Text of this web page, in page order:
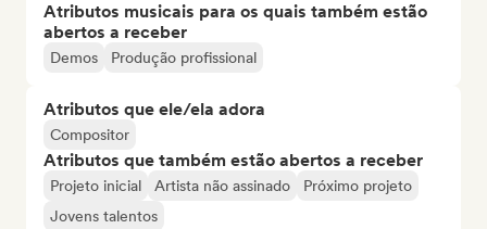
Atributos musicais para os quais também estão
abertos a receber
Demos Produção profissional
Atributos que ele/ela adora
Compositor
Atributos que também estão abertos a receber
Projeto inicial Artista não assinado
Próximo projeto
Jovens talentos